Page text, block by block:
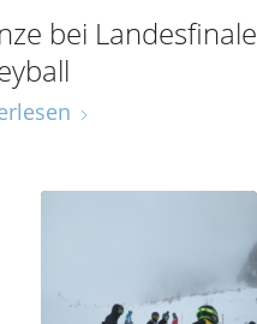
bei Landesfinale